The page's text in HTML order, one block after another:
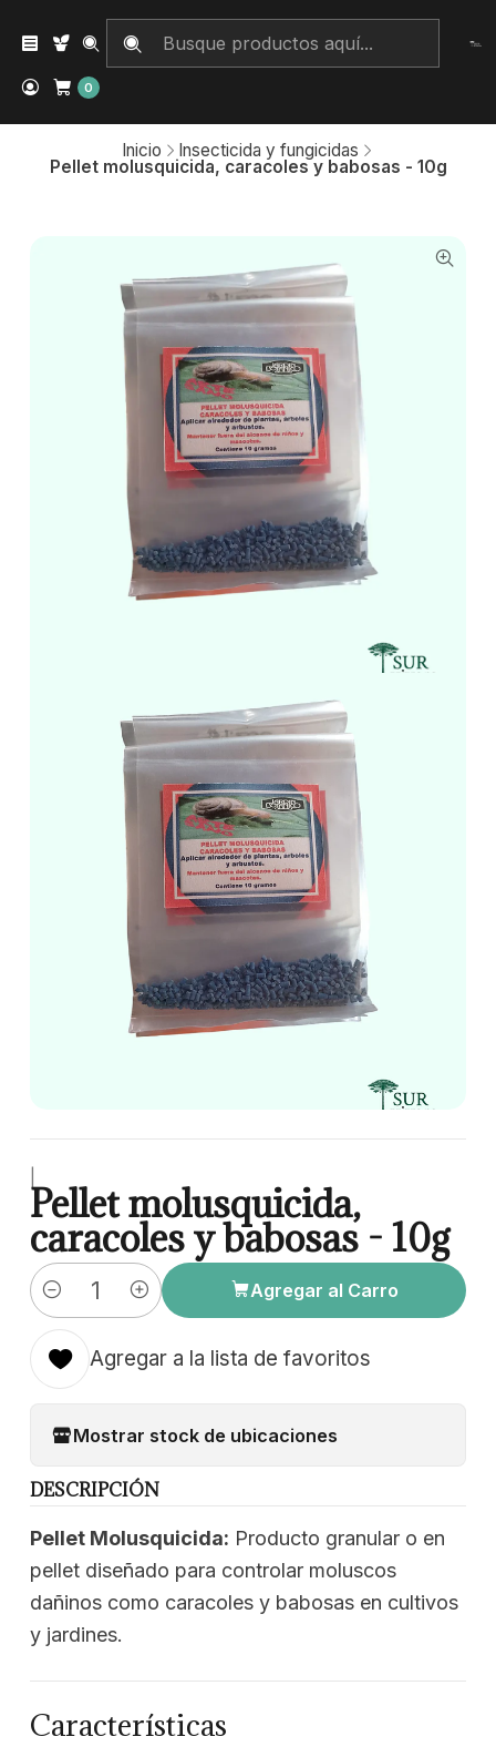
0
Inicio
Insecticida y fungicidas
Pellet molusquicida, caracoles y babosas - 10g
Pellet molusquicida,
caracoles y babosas - 10g
Cantidad
Agregar al Carro
Agregar a la lista de favoritos
Mostrar stock de ubicaciones
DESCRIPCIÓN
Pellet Molusquicida: Producto granular o en
pellet diseñado para controlar moluscos
dañinos como caracoles y babosas en cultivos
y jardines.
Características